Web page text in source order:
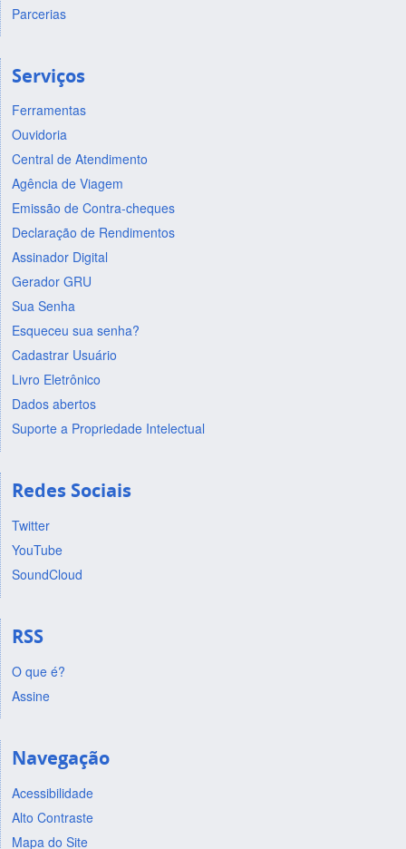
Parcerias
Serviços
Ferramentas
Ouvidoria
Central de Atendimento
Agência de Viagem
Emissão de Contra-cheques
Declaração de Rendimentos
Assinador Digital
Gerador GRU
Sua Senha
Esqueceu sua senha?
Cadastrar Usuário
Livro Eletrônico
Dados abertos
Suporte a Propriedade Intelectual
Redes Sociais
Twitter
YouTube
SoundCloud
RSS
O que é?
Assine
Navegação
Acessibilidade
Alto Contraste
Mapa do Site